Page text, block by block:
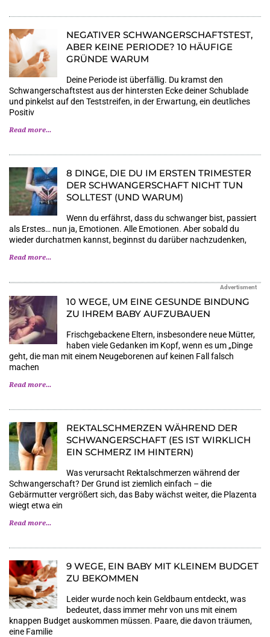
NEGATIVER SCHWANGERSCHAFTSTEST,
ABER KEINE PERIODE? 10 HÄUFIGE
GRÜNDE WARUM
Deine Periode ist überfällig. Du kramst den
Schwangerschaftstest aus der hintersten Ecke deiner Schublade
und pinkelst auf den Teststreifen, in der Erwartung, ein deutliches
Positiv
Read more...
8 DINGE, DIE DU IM ERSTEN TRIMESTER
DER SCHWANGERSCHAFT NICHT TUN
SOLLTEST (UND WARUM)
Wenn du erfährst, dass du schwanger bist, passiert
als Erstes… nun ja, Emotionen. Alle Emotionen. Aber sobald du
wieder durchatmen kannst, beginnst du darüber nachzudenken,
Read more...
Advertisment
10 WEGE, UM EINE GESUNDE BINDUNG
ZU IHREM BABY AUFZUBAUEN
Frischgebackene Eltern, insbesondere neue Mütter,
haben viele Gedanken im Kopf, wenn es um „Dinge
geht, die man mit einem Neugeborenen auf keinen Fall falsch
machen
Read more...
REKTALSCHMERZEN WÄHREND DER
SCHWANGERSCHAFT (ES IST WIRKLICH
EIN SCHMERZ IM HINTERN)
Was verursacht Rektalschmerzen während der
Schwangerschaft? Der Grund ist ziemlich einfach – die
Gebärmutter vergrößert sich, das Baby wächst weiter, die Plazenta
wiegt etwa ein
Read more...
9 WEGE, EIN BABY MIT KLEINEM BUDGET
ZU BEKOMMEN
Leider wurde noch kein Geldbaum entdeckt, was
bedeutet, dass immer mehr von uns mit einem
knappen Budget auskommen müssen. Paare, die davon träumen,
eine Familie